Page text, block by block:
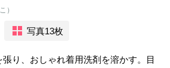
）
写真13枚
り、おしゃれ着用洗剤を溶かす。目